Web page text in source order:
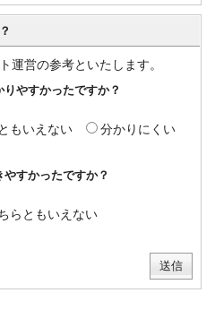
運営の参考といたします。
やすかったですか？
もいえない
分かりにくい
すかったですか？
らともいえない